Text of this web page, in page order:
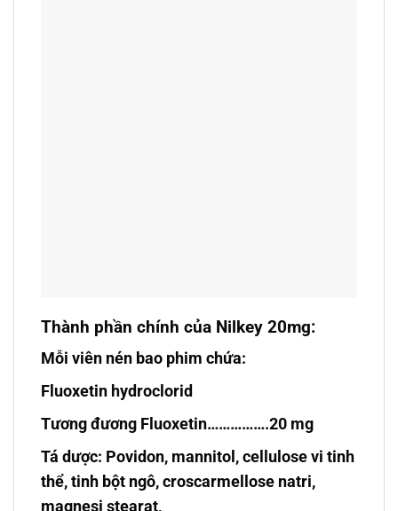
Thành phần chính của Nilkey 20mg:
Mỗi viên nén bao phim chứa:
Fluoxetin hydroclorid
Tương đương Fluoxetin…………….20 mg
Tá dược: Povidon, mannitol, cellulose vi tinh
thể, tinh bột ngô, croscarmellose natri,
magnesi stearat,